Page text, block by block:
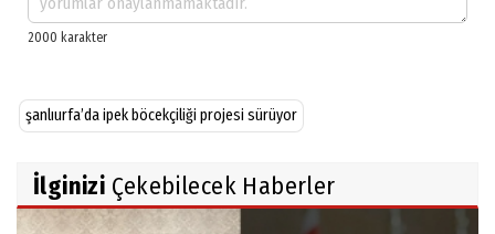
şanlıurfa’da ipek böcekçiliği projesi sürüyor
İlginizi Çekebilecek Haberler